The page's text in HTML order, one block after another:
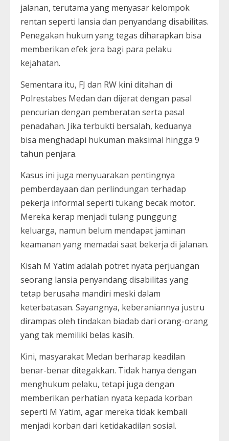
jalanan, terutama yang menyasar kelompok
rentan seperti lansia dan penyandang disabilitas.
Penegakan hukum yang tegas diharapkan bisa
memberikan efek jera bagi para pelaku
kejahatan.
Sementara itu, FJ dan RW kini ditahan di
Polrestabes Medan dan dijerat dengan pasal
pencurian dengan pemberatan serta pasal
penadahan. Jika terbukti bersalah, keduanya
bisa menghadapi hukuman maksimal hingga 9
tahun penjara.
Kasus ini juga menyuarakan pentingnya
pemberdayaan dan perlindungan terhadap
pekerja informal seperti tukang becak motor.
Mereka kerap menjadi tulang punggung
keluarga, namun belum mendapat jaminan
keamanan yang memadai saat bekerja di jalanan.
Kisah M Yatim adalah potret nyata perjuangan
seorang lansia penyandang disabilitas yang
tetap berusaha mandiri meski dalam
keterbatasan. Sayangnya, keberaniannya justru
dirampas oleh tindakan biadab dari orang-orang
yang tak memiliki belas kasih.
Kini, masyarakat Medan berharap keadilan
benar-benar ditegakkan. Tidak hanya dengan
menghukum pelaku, tetapi juga dengan
memberikan perhatian nyata kepada korban
seperti M Yatim, agar mereka tidak kembali
menjadi korban dari ketidakadilan sosial.